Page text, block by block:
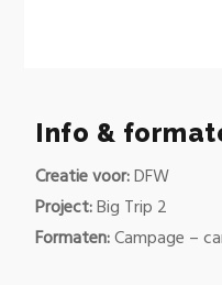
seconds
Info &
Creatie voor:DFW
Project:Big Trip 2
Formaten:Campage –